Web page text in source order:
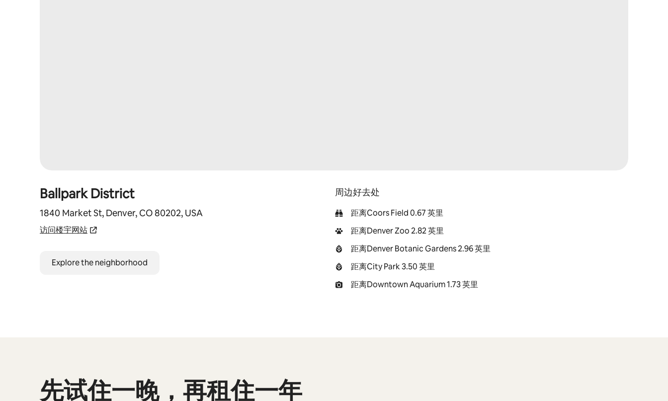
Ballpark District
1840 Market St, Denver, CO 80202, USA
访问楼宇网站
Explore the neighborhood
周边好去处
距离Coors Field 0.67 英里
距离Denver Zoo 2.82 英里
距离Denver Botanic Gardens 2.96 英里
距离City Park 3.50 英里
距离Downtown Aquarium 1.73 英里
先试住一晚，再租住一年
显示 0 项中的 0 项